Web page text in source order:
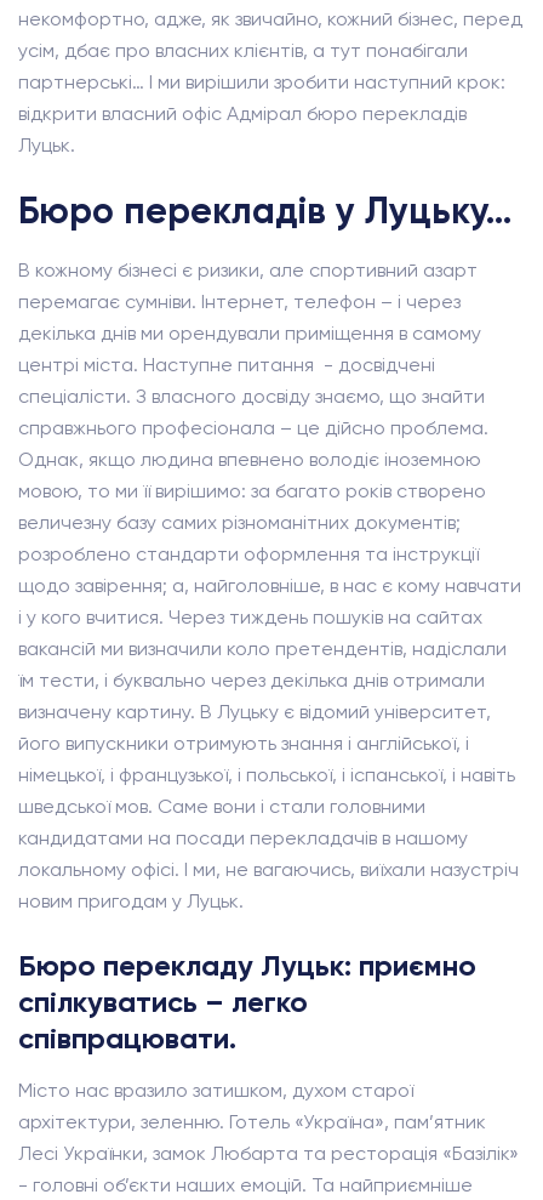
некомфортно, адже, як звичайно, кожний бізнес, перед
усім, дбає про власних клієнтів, а тут понабігали
партнерські… І ми вирішили зробити наступний крок:
відкрити власний офіс Адмірал бюро перекладів
Луцьк.
Бюро перекладів у Луцьку…
В кожному бізнесі є ризики, але спортивний азарт
перемагає сумніви. Інтернет, телефон – і через
декілька днів ми орендували приміщення в самому
центрі міста. Наступне питання - досвідчені
спеціалісти. З власного досвіду знаємо, що знайти
справжнього професіонала – це дійсно проблема.
Однак, якщо людина впевнено володіє іноземною
мовою, то ми її вирішимо: за багато років створено
величезну базу самих різноманітних документів;
розроблено стандарти оформлення та інструкції
щодо завірення; а, найголовніше, в нас є кому навчати
і у кого вчитися. Через тиждень пошуків на сайтах
вакансій ми визначили коло претендентів, надіслали
їм тести, і буквально через декілька днів отримали
визначену картину. В Луцьку є відомий університет,
його випускники отримують знання і англійської, і
німецької, і французької, і польської, і іспанської, і навіть
шведської мов. Саме вони і стали головними
кандидатами на посади перекладачів в нашому
локальному офісі. І ми, не вагаючись, виїхали назустріч
новим пригодам у Луцьк.
Бюро перекладу Луцьк: приємно
спілкуватись – легко
співпрацювати.
Місто нас вразило затишком, духом старої
архітектури, зеленню. Готель «Україна», пам’ятник
Лесі Українки, замок Любарта та ресторація «Базілік»
- головні об’єкти наших емоцій. Та найприємніше